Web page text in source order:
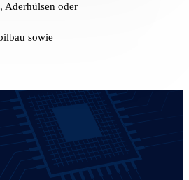
Aderhülsen oder
sowie